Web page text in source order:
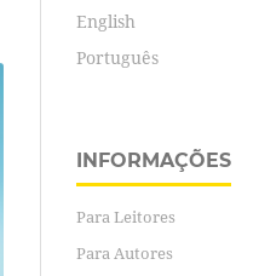
English
Português
INFORMAÇÕES
Para Leitores
Para Autores